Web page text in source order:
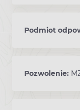
Podmiot
Pozwolenie: